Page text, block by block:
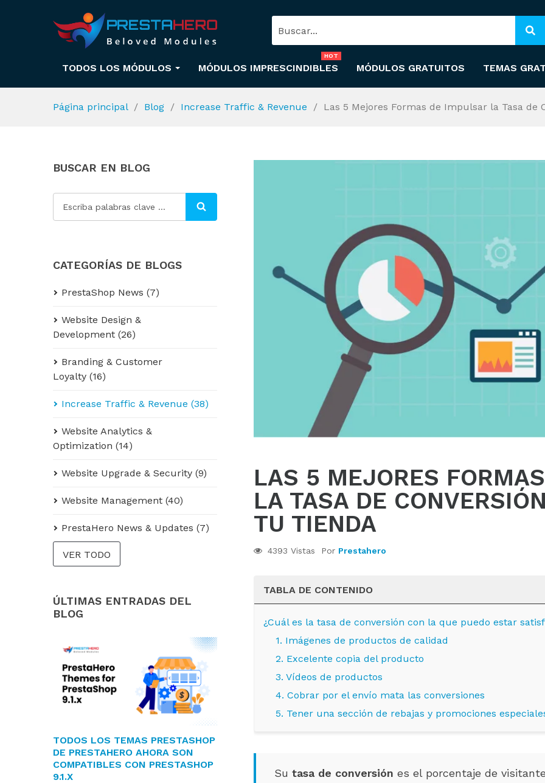
TODOS LOS MÓDULOS MÓDULOS IMPRESCINDIBLES
HOT
MÓDULOS GRATUITOS TEMAS
Página principal Blog Increase Traffic & Revenue Las 5 Mejores Formas de Impulsar la Tasa de
BUSCAR EN BLOG
CATEGORÍAS DE BLOGS
PrestaShop News (7)
Website Design &
Development (26)
Branding & Customer
Loyalty (16)
Increase Traffic & Revenue (38)
Website Analytics &
Optimization (14)
Website Upgrade & Security (9)
Website Management (40)
PrestaHero News & Updates (7)
VER TODO
ÚLTIMAS ENTRADAS DEL
BLOG
TODOS LOS TEMAS PRESTASHOP
DE PRESTAHERO AHORA SON
COMPATIBLES CON PRESTASHOP
9.1.X
ESTÁN LISTOS PARA
HUMMINGBIRD 2.0
LAS 5 MEJORES
LA TASA DE
TU TIENDA
4393 Vistas Por Prestahero
TABLA DE CONTENIDO
¿Cuál es la tasa de conversión con la que puedo estar
1. Imágenes de productos de calidad
2. Excelente copia del producto
3. Vídeos de productos
4. Cobrar por el envío mata las conversiones
5. Tener una sección de rebajas y promociones
Su tasa de conversión es el porcentaje de